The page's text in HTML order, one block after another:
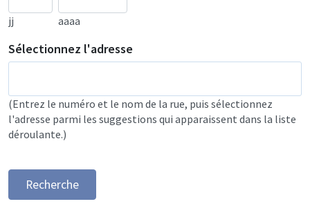
jj aaaa
Sélectionnez l'adresse
(Entrez le numéro et le nom de la rue, puis sélectionnez
l'adresse parmi les suggestions qui apparaissent dans la liste
déroulante.)
Recherche